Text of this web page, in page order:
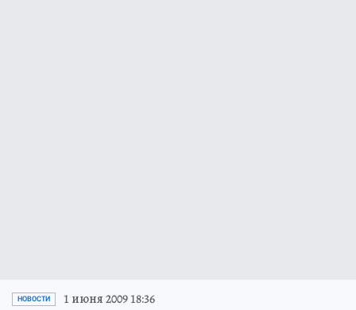
НОВОСТИ 1 июня 2009 18:36